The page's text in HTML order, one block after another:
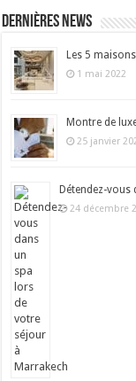
Dernières news
Les 5
1 mai 2022
Montre de
25 janvier
Détendez-
24 décembre